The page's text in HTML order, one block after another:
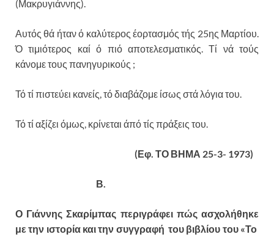
(Μακρυγιάννης).
Αυτός θά ήταν ό καλύτερος έορτασμός τής 25ης Μαρ­τίου.
Ό τιμιότερος καί ό πιό αποτελεσματικός. Τί νά τούς
κάνομε τους πανηγυρικούς ;
Τό τί πιστεύει κανείς, τό διαβάζομε ίσως στά λό­για του.
Τό τί αξίζει όμως, κρίνεται άπό τίς πράξεις του.
(Εφ. ΤΟ ΒΗΜΑ 25-3- 1973)
Β.
Ο Γιάννης Σκαρίμπας περιγράφει πώς ασχολήθηκε
με την ιστορία και την συγγραφή του βιβλίου του «Το